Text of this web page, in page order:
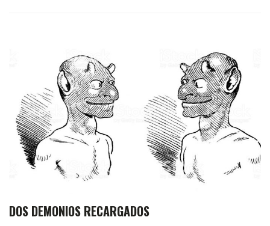
DOS DEMONIOS RECARGADOS